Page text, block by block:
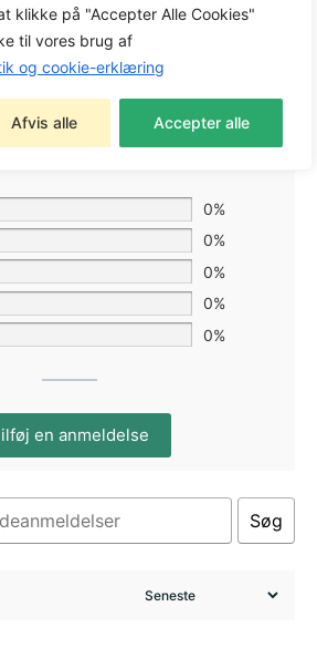
klikke på "Accepter Alle Cookies"
til vores brug af
og cookie-erklæring
Afvis alle Accepter alle
0,0
på 0 anmeldelser
0%
0%
0%
0%
0%
en anmeldelse
Søg